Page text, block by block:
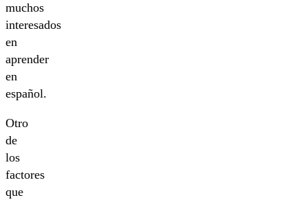
muchos
interesados
en
aprender
en
español.
Otro
de
los
factores
que